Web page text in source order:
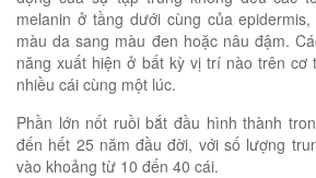
melanin ở tầng dưới cùng của
màu da sang màu đen hoặc nâu đậm.
năng xuất hiện ở bất kỳ vị trí nào trên cơ
nhiều cái cùng một lúc.
Phần lớn nốt ruồi bắt đầu hình thành
đến hết 25 năm đầu đời, với số lượng
vào khoảng từ 10 đến 40 cái.